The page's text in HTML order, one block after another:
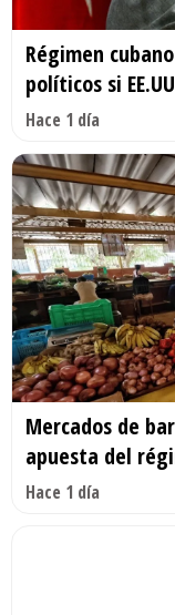
Régimen
políticos si
Hace 1 día
Mercados de
apuesta del
Hace 1 día